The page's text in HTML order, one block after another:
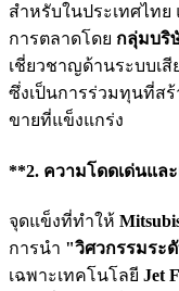
สำหรับในประเทศไท
การตลาดโดย กลุ่มบริ
เชี่ยวชาญด้านระบบเ
ซึ่งเป็นการร่วมทุนที่ส
ขายที่แข็งแกร่ง
**2. ความโดดเด่นและ
จุดแข็งที่ทำให้
การนำ "วิศวกรรมระ
เฉพาะเทคโนโลยี Jet